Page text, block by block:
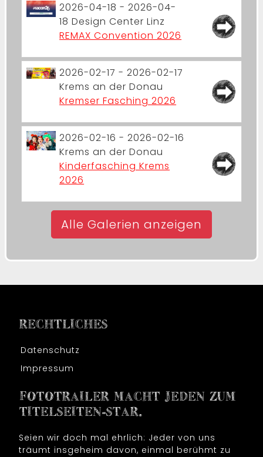
2026-04-18 - 2026-04-
18 Design Center Linz
REMAX Convention 2026
2026-02-17 - 2026-02-17
Krems an der Donau
Kremser Fasching 2026
2026-02-16 - 2026-02-16
Krems an der Donau
Kinderfasching Krems
2026
Alle Galerien anzeigen
RECHTLICHES
Datenschutz
Impressum
FOTOTRAILER MACHT JEDEN ZUM
TITELSEITEN-STAR.
Seien wir doch mal ehrlich: Jeder von uns
träumt insgeheim davon, einmal berühmt zu